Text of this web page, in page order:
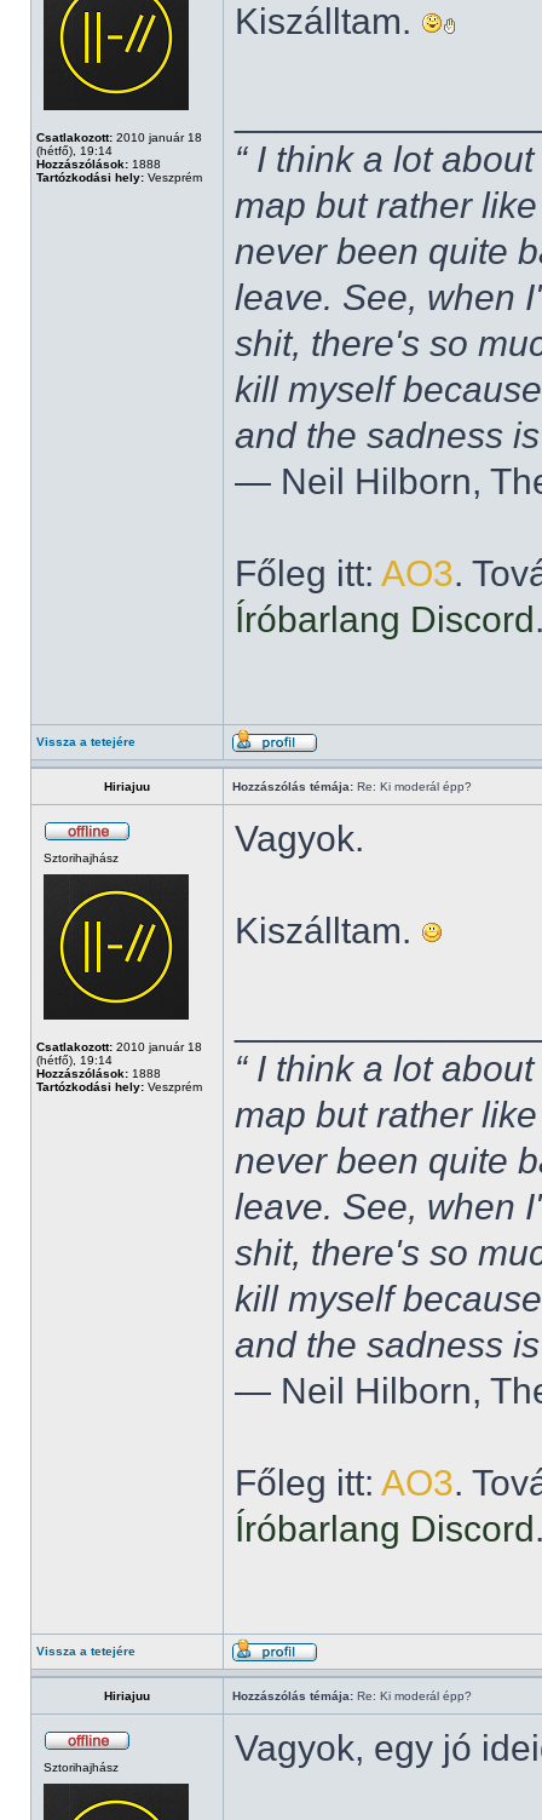
Csatlakozott: 2010 január 18
(hétfő), 19:14
Hozzászólások: 1888
Tartózkodási hely: Veszprém
Kiszálltam.
“ I think a lot
map but rather
never been quite
leave. See, when
shit, there's so
kill myself
and the sadness
― Neil Hilborn,
Főleg itt: AO3.
Íróbarlang Discord
Vissza a tetejére
Hiriajuu Hozzászólás témája: Re: Ki moderál épp?
Sztorihajhász
Csatlakozott: 2010 január 18
(hétfő), 19:14
Hozzászólások: 1888
Tartózkodási hely: Veszprém
Vagyok.
Kiszálltam.
“ I think a lot
map but rather
never been quite
leave. See, when
shit, there's so
kill myself
and the sadness
― Neil Hilborn,
Főleg itt: AO3.
Íróbarlang Discord
Vissza a tetejére
Hiriajuu Hozzászólás témája: Re: Ki moderál épp?
Sztorihajhász Vagyok, egy jó